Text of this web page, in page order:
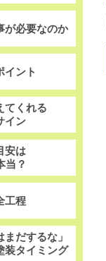
が必要なのか
イント
てくれる
イン
安は
当？
工程
まだするな」
装タイミング